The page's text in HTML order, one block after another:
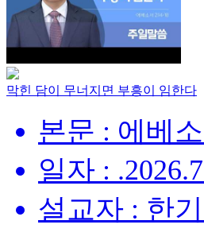
막힌 담이 무너지면 부흥이 임한다
본문 : 에베
일자 :
설교자 : 한